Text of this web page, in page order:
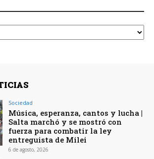
Sociedad
Música, esperanza, cantos y lucha |
Salta marchó y se mostró con
fuerza para combatir la ley
entreguista de Milei
6 de agosto, 2026